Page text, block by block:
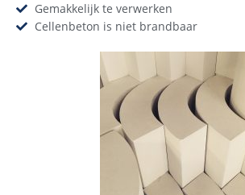
Gemakkelijk te verwerken
Cellenbeton is niet brandbaar